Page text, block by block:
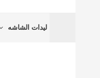
ليدات الشاشه